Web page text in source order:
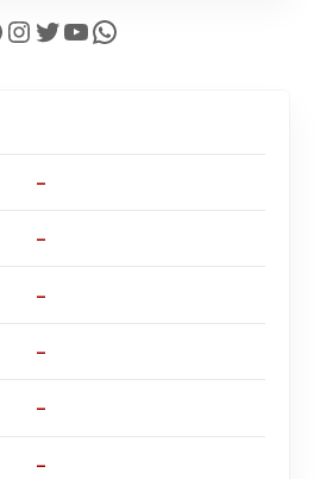
InstagramTwitter YouTube WhatsApp
–
–
–
–
–
–